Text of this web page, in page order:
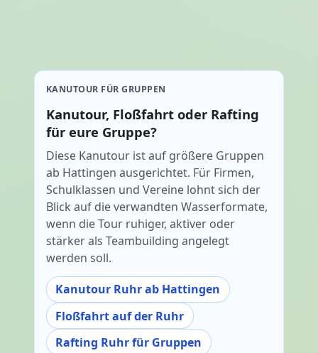
KANUTOUR FÜR GRUPPEN
Kanutour, Floßfahrt oder Rafting
für eure Gruppe?
Diese Kanutour ist auf größere Gruppen
ab Hattingen ausgerichtet. Für Firmen,
Schulklassen und Vereine lohnt sich der
Blick auf die verwandten Wasserformate,
wenn die Tour ruhiger, aktiver oder
stärker als Teambuilding angelegt
werden soll.
Kanutour Ruhr ab Hattingen
Floßfahrt auf der Ruhr
Rafting Ruhr für Gruppen